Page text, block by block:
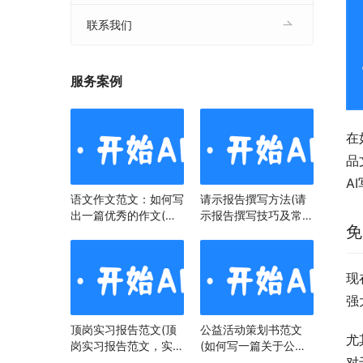
在
品
AI
现
强
尤
联系我们
服务案例
语文作文范文：如何写
出一篇优秀的作文(语
请示报告撰写方法(请
示报告撰写技巧及常见
顶岗实习报告范文(顶
岗实习报告范文，实习
公益活动策划书范文
(如何写一篇关于公益